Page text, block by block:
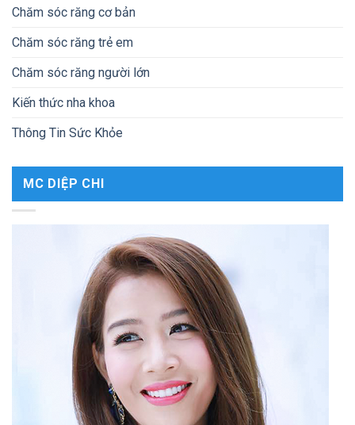
Chăm sóc răng cơ bản
Chăm sóc răng trẻ em
Chăm sóc răng người lớn
Kiến thức nha khoa
Thông Tin Sức Khỏe
MC DIỆP CHI